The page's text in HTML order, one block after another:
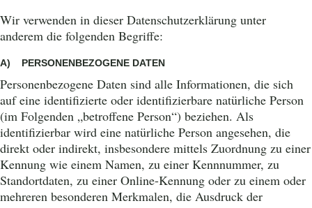
Wir verwenden in dieser Datenschutzerklärung unter
anderem die folgenden Begriffe:
A) PERSONENBEZOGENE DATEN
Personenbezogene Daten sind alle Informationen, die sich
auf eine identifizierte oder identifizierbare natürliche Person
(im Folgenden „betroffene Person“) beziehen. Als
identifizierbar wird eine natürliche Person angesehen, die
direkt oder indirekt, insbesondere mittels Zuordnung zu einer
Kennung wie einem Namen, zu einer Kennnummer, zu
Standortdaten, zu einer Online-Kennung oder zu einem oder
mehreren besonderen Merkmalen, die Ausdruck der